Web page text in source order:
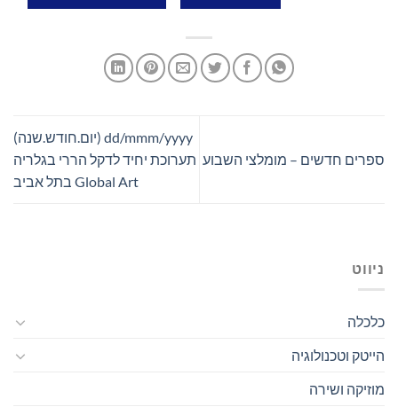
ספרים חדשים – מומלצי השבוע
dd/mmm/yyyy (יום.חודש.שנה)
תערוכת יחיד לדקל הררי בגלריה
Global Art בתל אביב
ניווט
כלכלה
הייטק וטכנולוגיה
מוזיקה ושירה